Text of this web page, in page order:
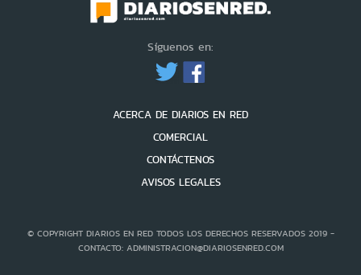
Síguenos en:
ACERCA DE DIARIOS EN RED
COMERCIAL
CONTÁCTENOS
AVISOS LEGALES
© COPYRIGHT DIARIOS EN RED TODOS LOS DERECHOS RESERVADOS 2019 -
CONTACTO: ADMINISTRACION@DIARIOSENRED.COM